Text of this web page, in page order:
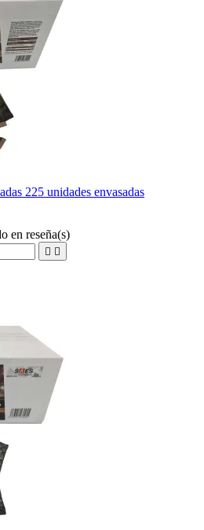
225 unidades envasadas
en reseña(s)
 